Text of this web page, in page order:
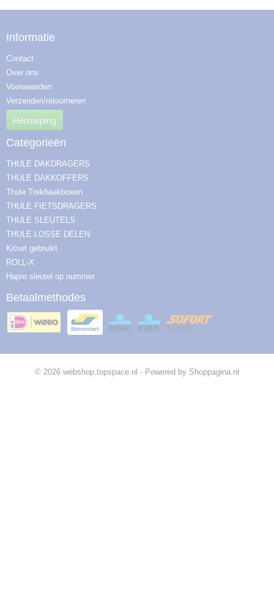
Informatie
Contact
Over ons
Voorwaarden
Verzenden/retourneren
Herroeping
Categorieën
THULE DAKDRAGERS
THULE DAKKOFFERS
Thule Trekhaakboxen
THULE FIETSDRAGERS
THULE SLEUTELS
THULE LOSSE DELEN
Kitset gebruikt
ROLL-X
Hapro sleutel op nummer
Betaalmethodes
© 2026 webshop.topspace.nl - Powered by Shoppagina.nl